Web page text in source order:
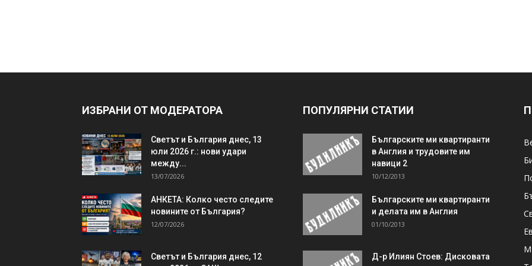
ИЗБРАНИ ОТ МОДЕРАТОРА
Светът и България днес, 13
юли 2026 г.: нови удари
между...
13/07/2026
АНКЕТА: Колко често следите
новините от България?
12/07/2026
Светът и България днес, 12
ПОПУЛЯРНИ СТАТИИ
Българските ми квартиранти
в Англия и трудовите им
навици 2
10/12/2013
Българските ми квартиранти
и делата им в Англия
01/10/2013
Д-р Илиян Стоев: Дисковата